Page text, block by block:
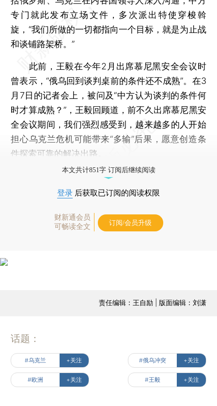
专门就此发布立场文件，多次派出特使穿梭斡
旋，“我们所做的一切都指向一个目标，就是为止战
和谈铺路架桥。”
此前，王毅在今年2月出席慕尼黑安全会议时
曾表示，“俄乌回到谈判桌前的条件还不成熟”。在3
月7日的记者会上，被问及“中方认为谈判的条件何
时才算成熟？”，王毅回顾道，前不久出席慕尼黑安
全会议期间，我们强烈感受到，越来越多的人开始
担心乌克兰危机可能带来“多输”后果，愿意创造条
件探索可靠的解决出路。
本文共计851字 订阅后继续阅读
登录 后获取已订阅的阅读权限
财新通会员
可畅读全文
订阅/会员升级
责任编辑：王自励 | 版面编辑：刘潇
话题：
#乌克兰 +关注 #俄乌冲突 +关注
#欧洲 +关注 #王毅 +关注